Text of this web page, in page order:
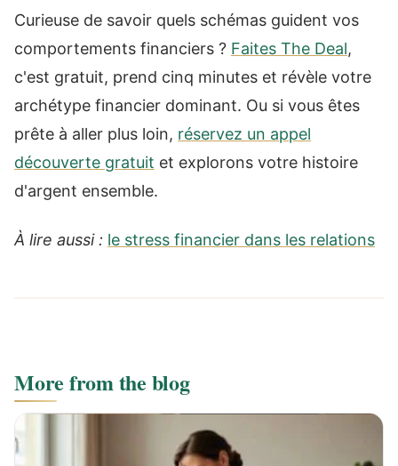
Curieuse de savoir quels schémas guident vos
comportements financiers ? Faites The Deal,
c'est gratuit, prend cinq minutes et révèle votre
archétype financier dominant. Ou si vous êtes
prête à aller plus loin, réservez un appel
découverte gratuit et explorons votre histoire
d'argent ensemble.
À lire aussi : le stress financier dans les relations
More from the blog